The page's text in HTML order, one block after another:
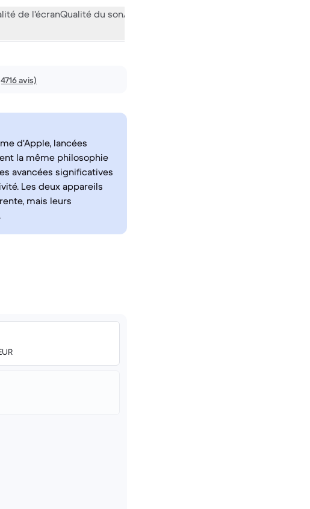
de l'écranQualité du sonAudiovisuel
avis)
d'Apple, lancées
la même philosophie
avancées significatives
Les deux appareils
mais leurs